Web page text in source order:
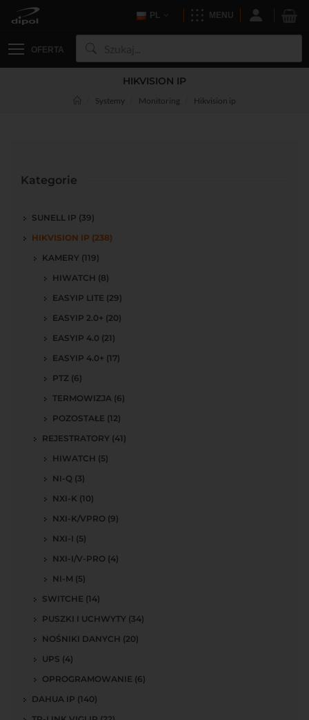
PL MENU
OFERTA
HIKVISION IP
Systemy Monitoring Hikvision ip
Kategorie
SUNELL IP (39)
HIKVISION IP (238)
KAMERY (119)
HIWATCH (8)
EASYIP LITE (29)
EASYIP 2.0+ (20)
EASYIP 4.0 (21)
EASYIP 4.0+ (17)
PTZ (6)
TERMOWIZJA (6)
POZOSTAŁE (12)
REJESTRATORY (41)
HIWATCH (5)
NI-Q (3)
NXI-K (10)
NXI-K/VPRO (9)
NXI-I (5)
NXI-I/V-PRO (4)
NI-M (5)
SWITCHE (14)
PUSZKI I UCHWYTY (34)
NOŚNIKI DANYCH (20)
UPS (4)
OPROGRAMOWANIE (6)
DAHUA IP (140)